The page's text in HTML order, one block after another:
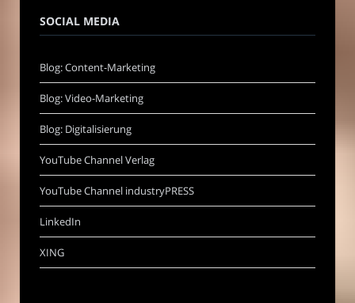
SOCIAL MEDIA
Blog: Content-Marketing
Blog: Video-Marketing
Blog: Digitalisierung
YouTube Channel Verlag
YouTube Channel industryPRESS
LinkedIn
XING